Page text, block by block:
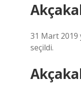
31 Mart 2019
seçildi.